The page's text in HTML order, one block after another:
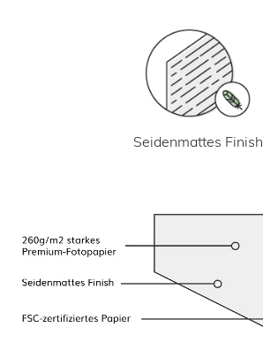
Seidenmattes Finish